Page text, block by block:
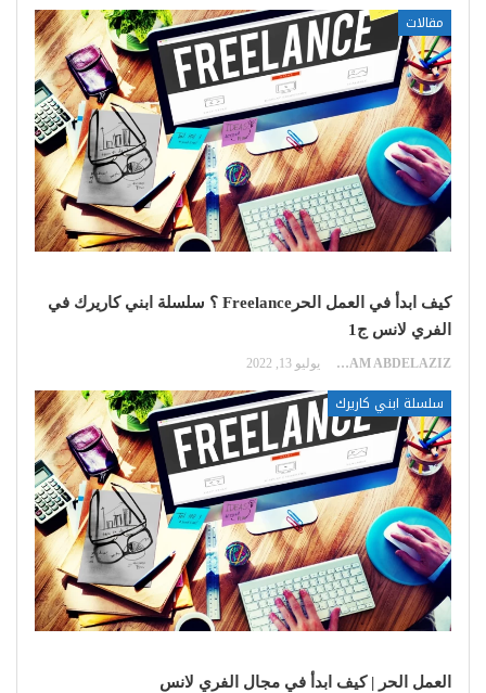
مقالات
كيف ابدأ في العمل الحرFreelance ؟ سلسلة ابني كاريرك في
الفري لانس ج1
EKRAM ABDELAZIZ يوليو 13, 2022
سلسلة ابني كاريرك
العمل الحر | كيف ابدأ في مجال الفري لانس